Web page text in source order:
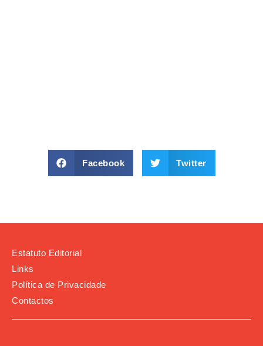
Facebook Twitter
Estatuto Editorial
Links
Política de Privacidade
Contactos